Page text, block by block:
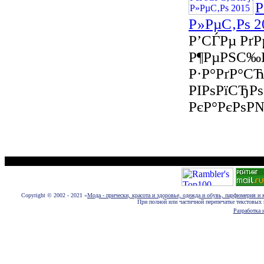
Р»РµС‚Рѕ
Р’СЃРµ
Copyright © 2002 - 2021 «Мода - прически, красота и здоровье, одежда и обувь, парфюмерия и
При полной или частичной перепечатке
Разработка